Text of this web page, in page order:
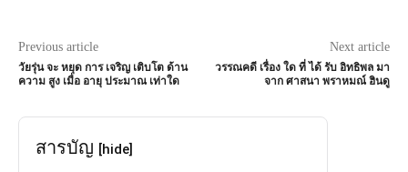
Previous article
วัยรุ่น จะ หยุด การ เจริญ เติบโต ด้าน
ความ สูง เมื่อ อายุ ประมาณ เท่าใด
Next article
วรรณคดี เรื่อง ใด ที่ ได้ รับ อิทธิพล มา
จาก ศาสนา พราหมณ์ ฮินดู
สารบัญ [hide]